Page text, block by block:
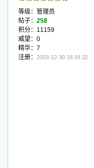
等级：管理员
帖子： 258
积分：11159
威望：0
精华：7
注册： 2003-12-30 16:34:32